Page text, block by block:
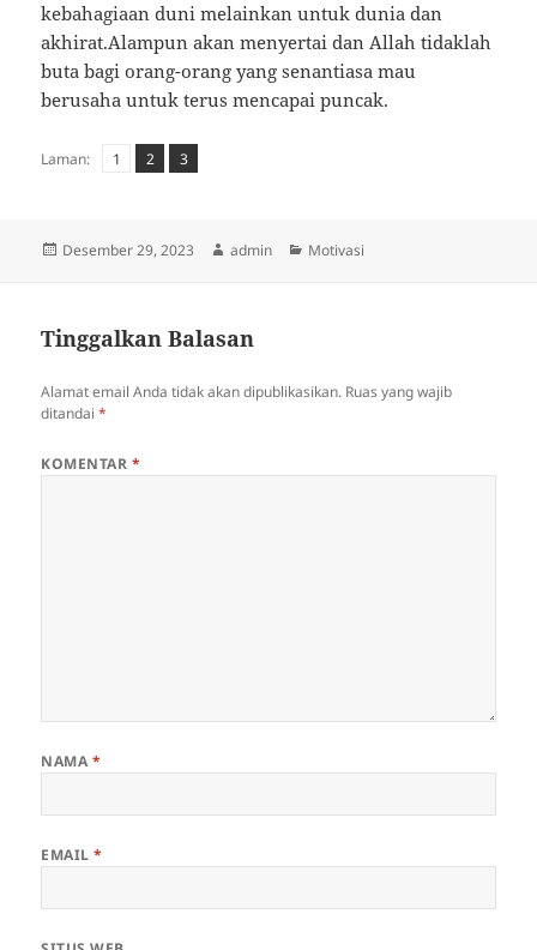
kebahagiaan duni melainkan untuk dunia dan
akhirat.Alampun akan menyertai dan Allah tidaklah
buta bagi orang-orang yang senantiasa mau
berusaha untuk terus mencapai puncak.
Laman: Laman
1 ,
Laman
2 ,
Laman
3
Diposkan
Desember 29, 2023 Penulis
admin Kategori
Motivasi
Tinggalkan Balasan
Alamat email Anda tidak akan dipublikasikan. Ruas yang wajib
ditandai*
KOMENTAR *
NAMA *
EMAIL*